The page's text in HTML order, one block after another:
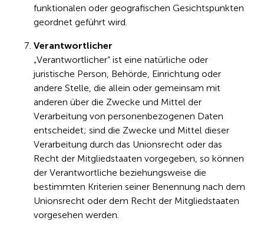
funktionalen oder geografischen Gesichtspunkten
geordnet geführt wird.
Verantwortlicher
„Verantwortlicher“ ist eine natürliche oder
juristische Person, Behörde, Einrichtung oder
andere Stelle, die allein oder gemeinsam mit
anderen über die Zwecke und Mittel der
Verarbeitung von personenbezogenen Daten
entscheidet; sind die Zwecke und Mittel dieser
Verarbeitung durch das Unionsrecht oder das
Recht der Mitgliedstaaten vorgegeben, so können
der Verantwortliche beziehungsweise die
bestimmten Kriterien seiner Benennung nach dem
Unionsrecht oder dem Recht der Mitgliedstaaten
vorgesehen werden.